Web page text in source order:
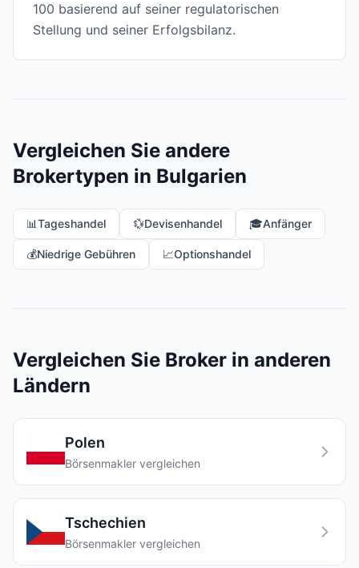
100 basierend auf seiner regulatorischen
Stellung und seiner Erfolgsbilanz.
Vergleichen Sie andere
Brokertypen in Bulgarien
📊Tageshandel 💱Devisenhandel 🎓Anfänger
💰Niedrige Gebühren 📈Optionshandel
Vergleichen Sie Broker in anderen
Ländern
Polen
Börsenmakler vergleichen
Tschechien
Börsenmakler vergleichen